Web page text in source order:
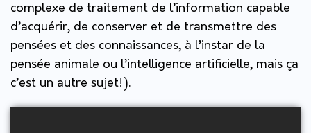
complexe de traitement de l’information capable
d’acquérir, de conserver et de transmettre des
pensées et des connaissances, à l’instar de la
pensée animale ou l’intelligence artificielle, mais ça
c’est un autre sujet!).